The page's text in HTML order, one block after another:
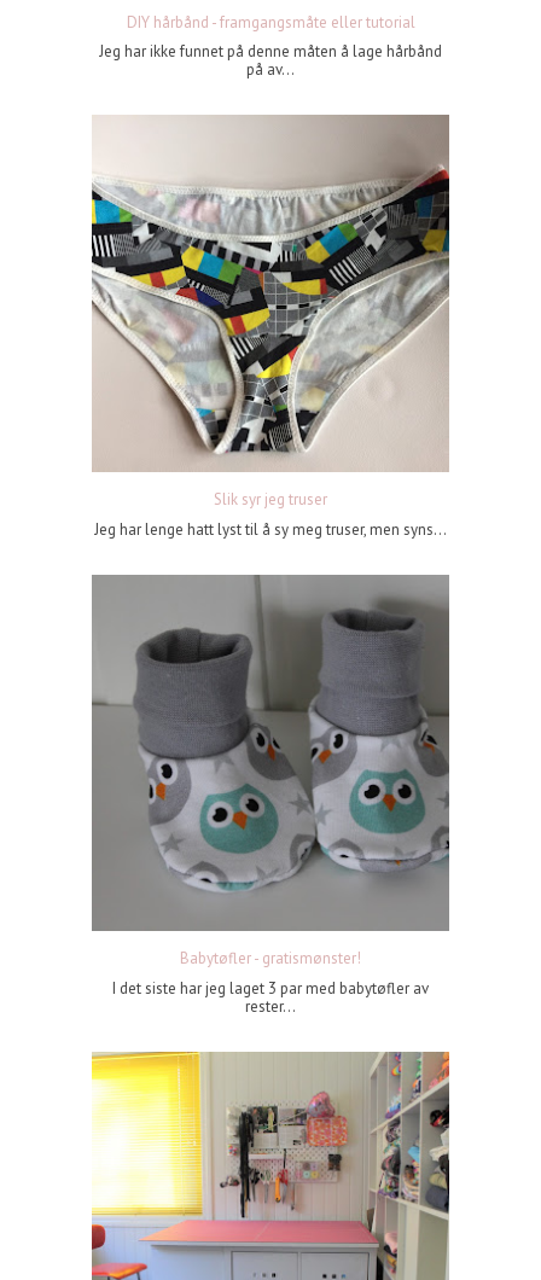
DIY hårbånd - framgangsmåte eller tutorial
Jeg har ikke funnet på denne måten å lage hårbånd
på av...
Slik syr jeg truser
Jeg har lenge hatt lyst til å sy meg truser, men syns...
Babytøfler - gratismønster!
I det siste har jeg laget 3 par med babytøfler av
rester...